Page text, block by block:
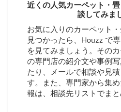
近くの人気カーペット・
談してみま
お気に入りのカーペット
見つかったら、Houzz で
を見てみましょう。その
の専門店の紹介文や事例
たり、メールで相談や見
す。また、専門家から集
報は、相談先リストでまと